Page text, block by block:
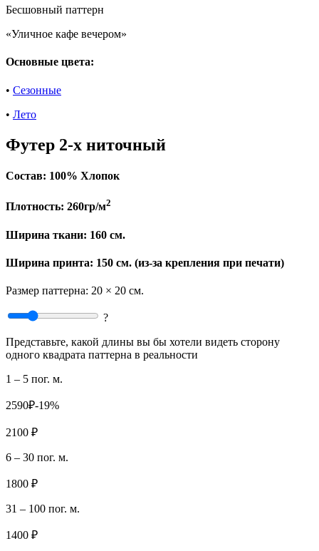
Бесшовный паттерн
«Уличное кафе вечером»
Основные цвета:
• Сезонные
• Лето
Футер 2-х ниточный
Состав: 100% Хлопок
Плотность: 260гр/м2
Ширина ткани: 160 см.
Ширина принта: 150 см. (из-за крепления при печати)
Размер паттерна: 20 × 20 см.
?
Представьте, какой длины вы бы хотели видеть сторону
одного квадрата паттерна в реальности
1 – 5 пог. м.
2590₽-19%
2100 ₽
6 – 30 пог. м.
1800 ₽
31 – 100 пог. м.
1400 ₽